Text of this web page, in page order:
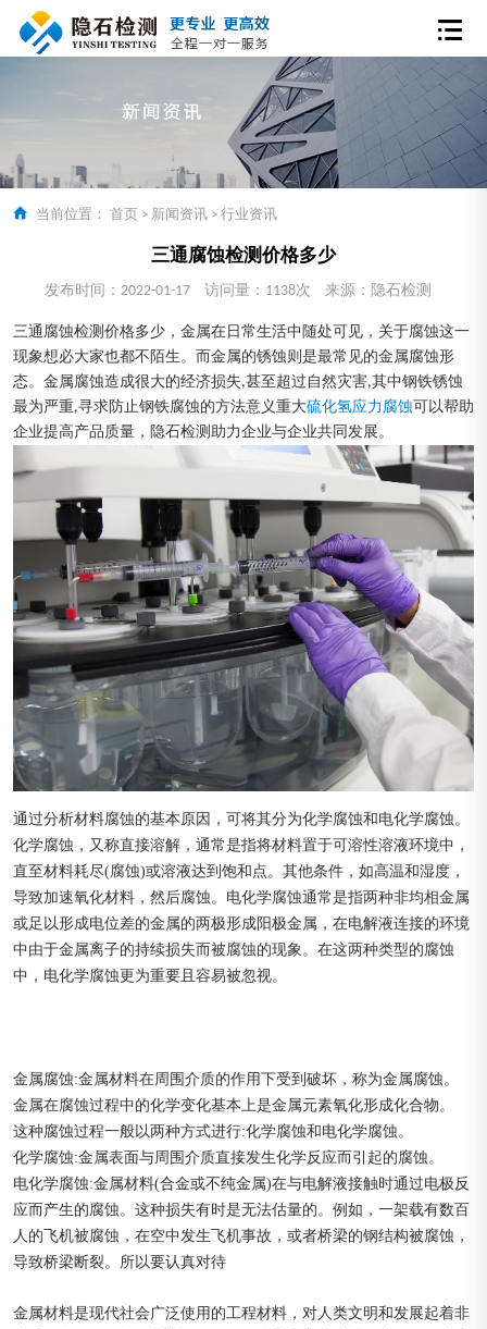
当前位置： 首页 > 新闻资讯 > 行业资讯
三通腐蚀检测价格多少
发布时间：2022-01-17 访问量：1138次 来源：隐石检测
三通腐蚀检测价格多少，金属在日常生活中随处可见，关于腐蚀这一
现象想必大家也都不陌生。而金属的锈蚀则是最常见的金属腐蚀形
态。金属腐蚀造成很大的经济损失,甚至超过自然灾害,其中钢铁锈蚀
最为严重,寻求防止钢铁腐蚀的方法意义重大硫化氢应力腐蚀 可以帮助
企业提高产品质量，隐石检测助力企业与企业共同发展。
通过分析材料腐蚀的基本原因，可将其分为化学腐蚀和电化学腐蚀。
化学腐蚀，又称直接溶解，通常是指将材料置于可溶性溶液环境中，
直至材料耗尽(腐蚀)或溶液达到饱和点。其他条件，如高温和湿度，
导致加速氧化材料，然后腐蚀。电化学腐蚀通常是指两种非均相金属
或足以形成电位差的金属的两极形成阳极金属，在电解液连接的环境
中由于金属离子的持续损失而被腐蚀的现象。在这两种类型的腐蚀
中，电化学腐蚀更为重要且容易被忽视。
金属腐蚀:金属材料在周围介质的作用下受到破坏，称为金属腐蚀。
金属在腐蚀过程中的化学变化基本上是金属元素氧化形成化合物。
这种腐蚀过程一般以两种方式进行:化学腐蚀和电化学腐蚀。
化学腐蚀:金属表面与周围介质直接发生化学反应而引起的腐蚀。
电化学腐蚀:金属材料(合金或不纯金属)在与电解液接触时通过电极反
应而产生的腐蚀。这种损失有时是无法估量的。例如，一架载有数百
人的飞机被腐蚀，在空中发生飞机事故，或者桥梁的钢结构被腐蚀，
导致桥梁断裂。所以要认真对待
金属材料是现代社会广泛使用的工程材料，对人类文明和发展起着非